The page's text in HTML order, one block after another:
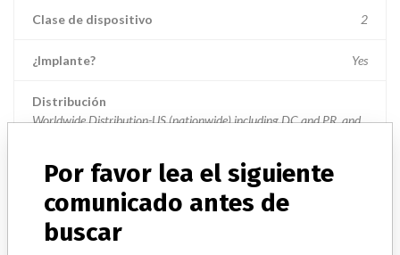
Clase de dispositivo 2
¿Implante? Yes
Distribución
Worldwide Distribution-US (nationwide) including DC and PR, and
VA, NV, ME, UT, CO, WY, AR, DE, NM, IN, MN, MS, NH, IA, MI,
WA, VA, KS, HI, RI, SD, VT, and the countries of Hong Kong,
Malaysia, Canada, Chile.
Por favor lea el siguiente
comunicado antes de
buscar